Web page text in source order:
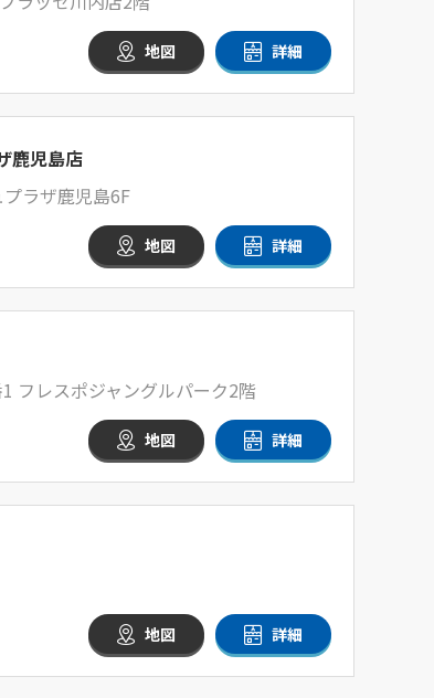
地図 詳細
鹿児島店
ラザ鹿児島6F
地図 詳細
フレスポジャングルパーク2階
地図 詳細
地図 詳細